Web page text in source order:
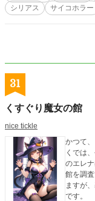
シリアス
サイコホラー
31
くすぐり魔女の館
nice tickle
かつて
くでは
のエレ
館を調査するが…。 くすぐ
ますが
です。